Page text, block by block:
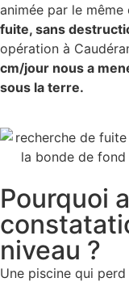
animée par le
fuite, sans
opération à
cm/jour nous a
sous la terre.
Pourquoi
niveau ?
Une piscine qui